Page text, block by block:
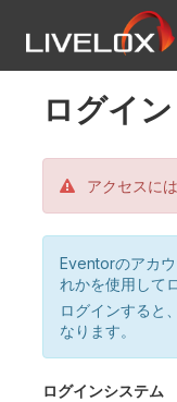
ログイン
アクセスに
Eventorのアカ
れかを使用して
ログインすると、
なります。
ログインシステム